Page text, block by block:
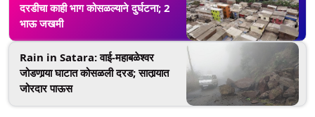
दरडीचा काही भाग कोसळल्याने दुर्घटना; 2
भाऊ जखमी
Rain in Satara: वाई-महाबळेश्वर
जोडणार्‍या घाटात कोसळली दरड; सातार्‍यात
जोरदार पाऊस